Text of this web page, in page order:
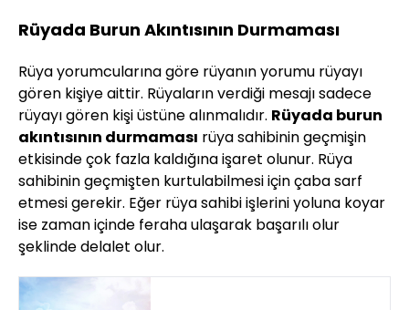
Rüyada Burun Akıntısının Durmaması
Rüya yorumcularına göre rüyanın yorumu rüyayı
gören kişiye aittir. Rüyaların verdiği mesajı sadece
rüyayı gören kişi üstüne alınmalıdır. Rüyada burun
akıntısının durmaması rüya sahibinin geçmişin
etkisinde çok fazla kaldığına işaret olunur. Rüya
sahibinin geçmişten kurtulabilmesi için çaba sarf
etmesi gerekir. Eğer rüya sahibi işlerini yoluna koyar
ise zaman içinde feraha ulaşarak başarılı olur
şeklinde delalet olur.